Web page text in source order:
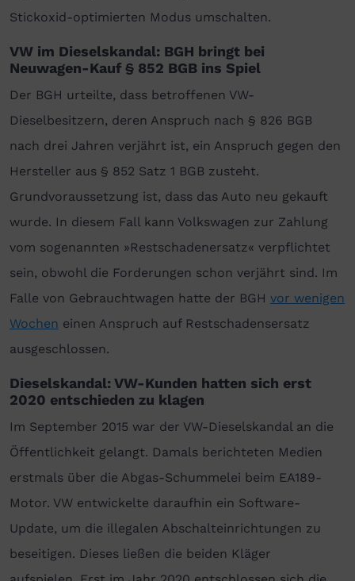
Stickoxid-optimierten Modus umschalten.
VW im Dieselskandal: BGH bringt bei
Neuwagen-Kauf § 852 BGB ins Spiel
Der BGH urteilte, dass betroffenen VW-
Dieselbesitzern, deren Anspruch nach § 826 BGB
nach drei Jahren verjährt ist, ein Anspruch gegen den
Hersteller aus § 852 Satz 1 BGB zusteht.
Grundvoraussetzung ist, dass das Auto neu gekauft
wurde. In diesem Fall kann Volkswagen zur Zahlung
vom sogenannten »Restschadenersatz« verpflichtet
sein, obwohl die Forderungen schon verjährt sind. Im
Falle von Gebrauchtwagen hatte der BGH vor wenigen
Wochen einen Anspruch auf Restschadensersatz
ausgeschlossen.
Dieselskandal: VW-Kunden hatten sich erst
2020 entschieden zu klagen
Im September 2015 war der VW-Dieselskandal an die
Öffentlichkeit gelangt. Damals berichteten Medien
erstmals über die Abgas-Schummelei beim EA189-
Motor. VW entwickelte daraufhin ein Software-
Update, um die illegalen Abschalteinrichtungen zu
beseitigen. Dieses ließen die beiden Kläger